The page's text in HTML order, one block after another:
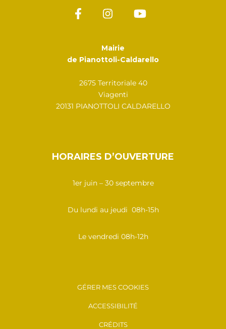
Mairie
de Pianottoli-Caldarello
2675 Territoriale 40
Viagenti
20131 PIANOTTOLI CALDARELLO
HORAIRES D’OUVERTURE
1er juin – 30 septembre
Du lundi au jeudi 08h-15h
Le vendredi 08h-12h
GÉRER MES COOKIES
ACCESSIBILITÉ
CRÉDITS